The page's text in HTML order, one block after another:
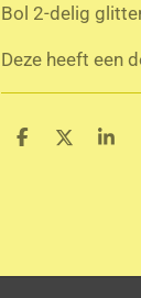
Bol 2-delig
Deze heeft een
D
D
S